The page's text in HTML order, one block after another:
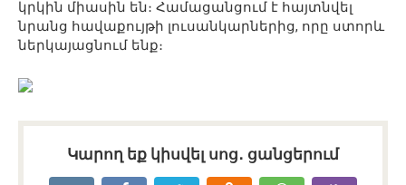
կրկին միասին են։ Համացանցում է հայտնվել
նրանց հավաքույթի լուսանկարներից, որը ստորև
ներկայացնում ենք։
Կարող եք կիսվել սոց․ ցանցերում